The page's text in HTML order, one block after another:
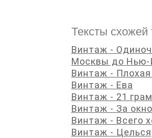
Тексты схожей
Винтаж -
Москвы до Нью-
Винтаж -
Винтаж - Ева
Винтаж - 21
Винтаж - За
Винтаж - Всего
Винтаж - Целься